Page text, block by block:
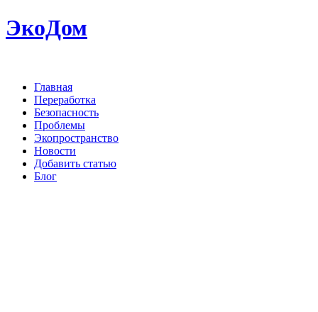
ЭкоДом
Главная
Переработка
Безопасность
Проблемы
Экопространство
Новости
Добавить статью
Блог